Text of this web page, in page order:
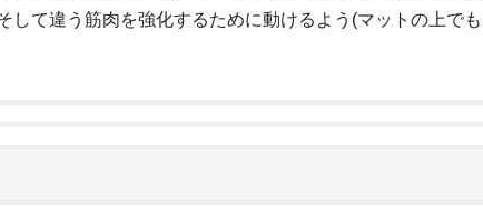
して違う筋肉を強化するために動けるよう(マットの上で